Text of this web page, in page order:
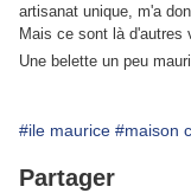
artisanat unique, m'a
Mais ce sont là d'autres
Une belette un peu
#ile maurice #maison
Partager